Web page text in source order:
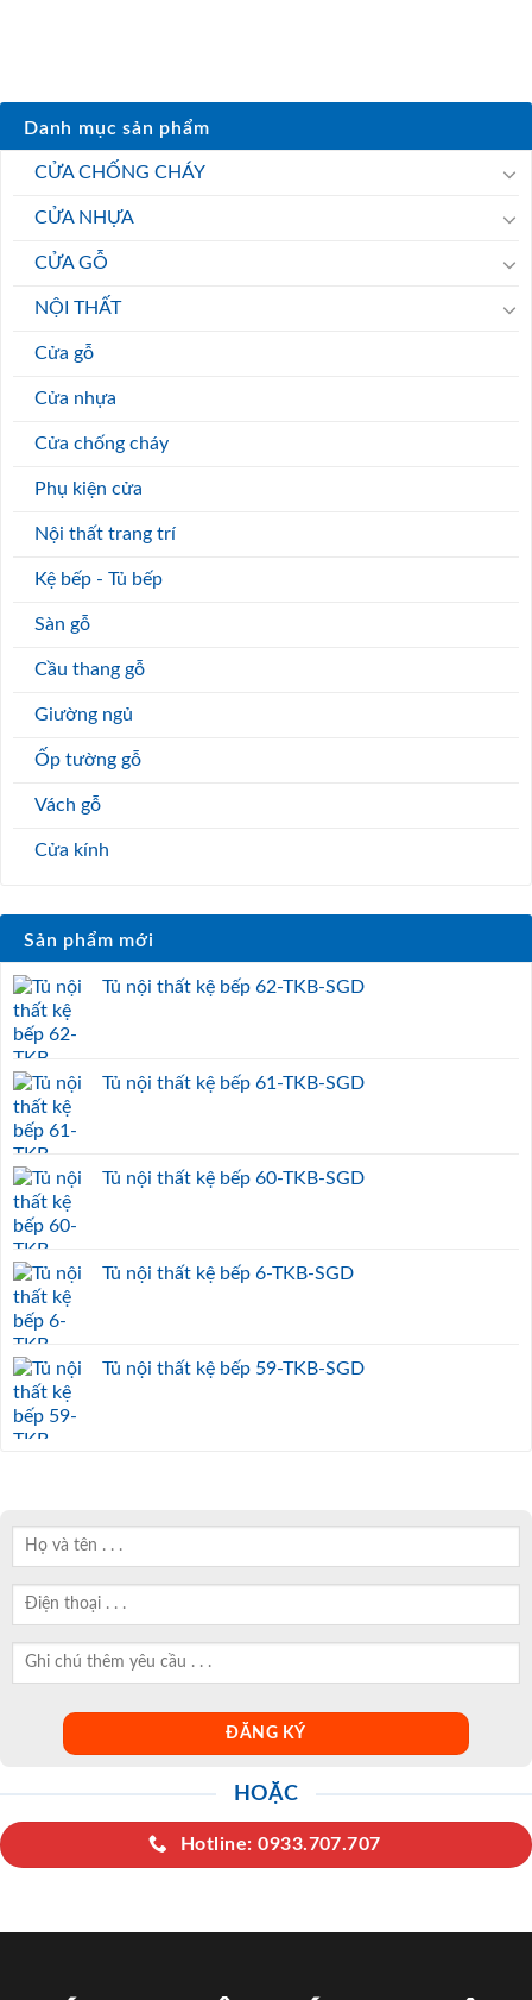
Danh mục sản phẩm
CỬA CHỐNG CHÁY
CỬA NHỰA
CỬA GỖ
NỘI THẤT
Cửa gỗ
Cửa nhựa
Cửa chống cháy
Phụ kiện cửa
Nội thất trang trí
Kệ bếp - Tủ bếp
Sàn gỗ
Cầu thang gỗ
Giường ngủ
Ốp tường gỗ
Vách gỗ
Cửa kính
Sản phẩm mới
Tủ nội thất kệ bếp 62-TKB-SGD
Tủ nội thất kệ bếp 61-TKB-SGD
Tủ nội thất kệ bếp 60-TKB-SGD
Tủ nội thất kệ bếp 6-TKB-SGD
Tủ nội thất kệ bếp 59-TKB-SGD
HOẶC
Hotline: 0933.707.707